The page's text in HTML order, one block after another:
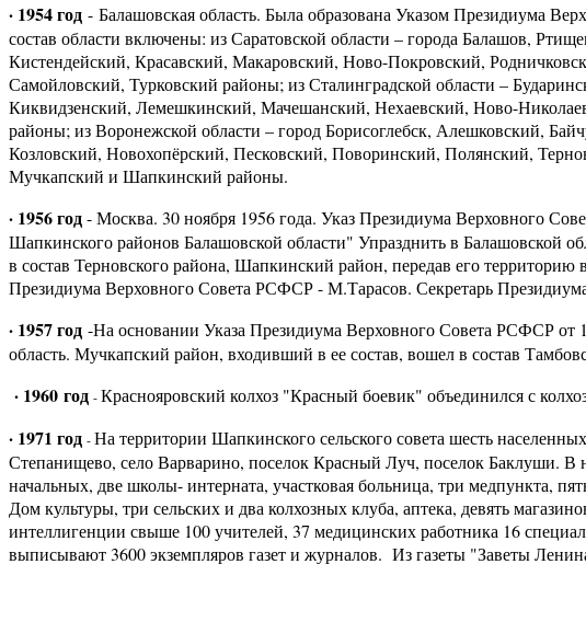
· 1954 год - Балашовская область. Была образована Указом Президиума
состав области включены: из Саратовской области – города Балашов,
Кистендейский, Красавский, Макаровский, Ново-Покровский,
Самойловский, Турковский районы; из Сталинградской области –
Киквидзенский, Лемешкинский, Мачешанский, Нехаевский, Ново-
районы; из Воронежской области – город Борисоглебск, Алешковский,
Козловский, Новохопёрский, Песковский, Поворинский, Полянский,
Мучкапский и Шапкинский районы.
· 1956 год- Москва. 30 ноября 1956 года. Указ Президиума Верховного
Шапкинского районов Балашовской области" Упразднить в Балашовской
в состав Терновского района, Шапкинский район, передав его территорию
Президиума Верховного Совета РСФСР - М.Тарасов. Секретарь
· 1957 год -На основании Указа Президиума Верховного Совета РСФСР от
область. Мучкапский район, входивший в ее состав, вошел в состав
· 1960 год -Краснояровский колхоз "Красный боевик" объединился с
· 1971 год -На территории Шапкинского сельского совета шесть
Степанищево, село Варварино, поселок Красный Луч, поселок Баклуши. В
начальных, две школы- интерната, участковая больница, три медпункта,
Дом культуры, три сельских и два колхозных клуба, аптека, девять
интеллигенции свыше 100 учителей, 37 медицинских работника 16
выписывают 3600 экземпляров газет и журналов. Из газеты "Заветы